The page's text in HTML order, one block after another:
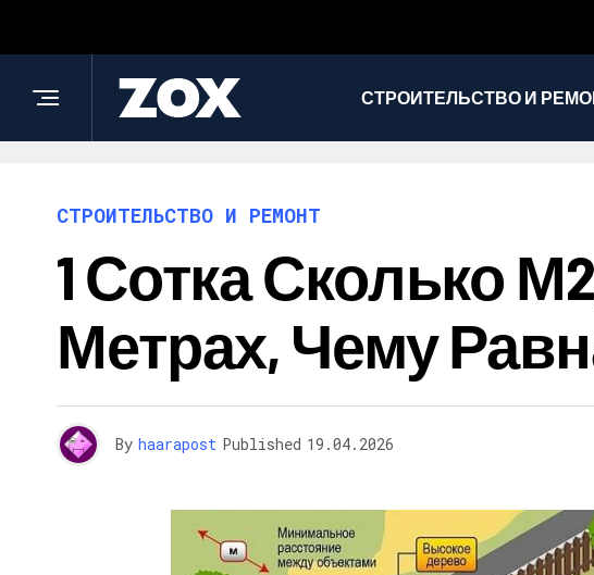
СТРОИТЕЛЬСТВО И
СТРОИТЕЛЬСТВО И РЕМОНТ
1 Сотка Сколько
Метрах, Чему
By haarapost Published 19.04.2026